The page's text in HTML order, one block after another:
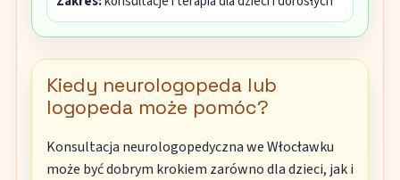
Kiedy neurologopeda lub
logopeda może pomóc?
Konsultacja neurologopedyczna we Włocławku
może być dobrym krokiem zarówno dla dzieci, jak i